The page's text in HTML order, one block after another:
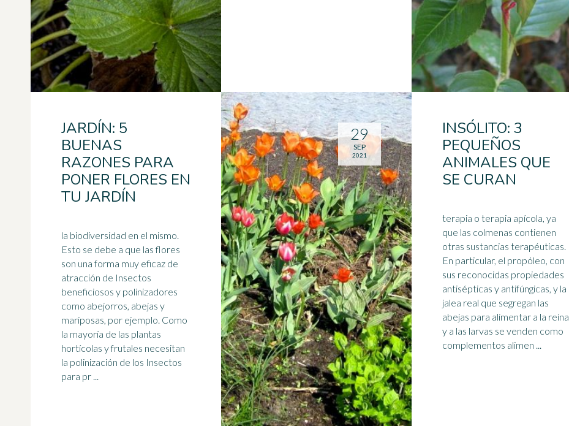
JARDÍN: 5
BUENAS
RAZONES PARA
PONER FLORES EN
TU JARDÍN
la biodiversidad en el mismo.
Esto se debe a que las flores
son una forma muy eficaz de
atracción de Insectos
beneficiosos y polinizadores
como abejorros, abejas y
mariposas, por ejemplo. Como
la mayoría de las plantas
hortícolas y frutales necesitan
la polinización de los Insectos
para pr ...
29
SEP
2021
INSÓLITO: 3
PEQUEÑOS
ANIMALES QUE
SE CURAN
terapia o terapia apícola, ya
que las colmenas contienen
otras sustancias terapéuticas.
En particular, el propóleo, con
sus reconocidas propiedades
antisépticas y antifúngicas, y la
jalea real que segregan las
abejas para alimentar a la reina
y a las larvas se venden como
complementos alimen ...